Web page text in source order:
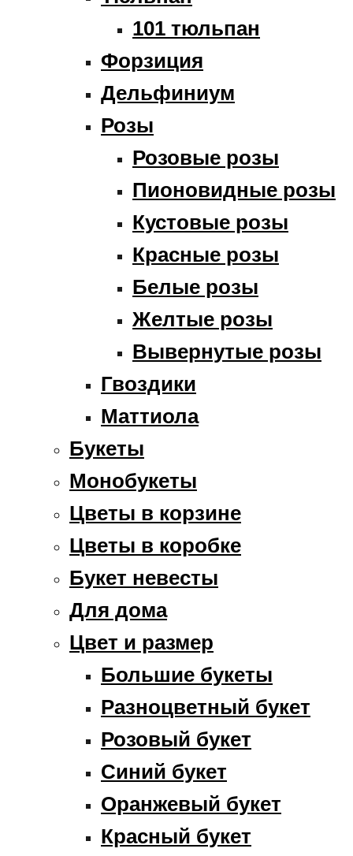
101 тюльпан
Форзиция
Дельфиниум
Розы
Розовые розы
Пионовидные розы
Кустовые розы
Красные розы
Белые розы
Желтые розы
Вывернутые розы
Гвоздики
Маттиола
Букеты
Монобукеты
Цветы в корзине
Цветы в коробке
Букет невесты
Для дома
Цвет и размер
Большие букеты
Разноцветный букет
Розовый букет
Синий букет
Оранжевый букет
Красный букет